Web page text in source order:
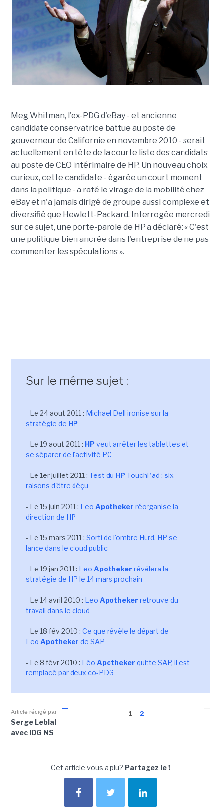
Meg Whitman, l'ex-PDG d'eBay - et ancienne
candidate conservatrice battue au poste de
gouverneur de Californie en novembre 2010 - serait
actuellement en tête de la courte liste des candidats
au poste de CEO intérimaire de HP. Un nouveau choix
curieux, cette candidate - égarée un court moment
dans la politique - a raté le virage de la mobilité chez
eBay et n'a jamais dirigé de groupe aussi complexe et
diversifié que Hewlett-Packard. Interrogée mercredi
sur ce sujet, une porte-parole de HP a déclaré: « C'est
une politique bien ancrée dans l'entreprise de ne pas
commenter les spéculations ».
Sur le même sujet :
- Le 24 aout 2011 : Michael Dell ironise sur la
stratégie de HP
- Le 19 aout 2011 : HPveut arrêter les tablettes et
se séparer de l'activité PC
- Le 1er juillet 2011 : Test du HPTouchPad : six
raisons d'être déçu
- Le 15 juin 2011 : Leo Apotheker réorganise la
direction de HP
- Le 15 mars 2011 : Sorti de l'ombre Hurd, HP se
lance dans le cloud public
- Le 19 jan 2011 : Leo Apotheker révélera la
stratégie de HP le 14 mars prochain
- Le 14 avril 2010 : Leo Apotheker retrouve du
travail dans le cloud
- Le 18 fév 2010 : Ce que révèle le départ de
Leo Apotheker de SAP
- Le 8 févr 2010 : Léo Apotheker quitte SAP, il est
remplacé par deux co-PDG
1 2
Article rédigé par
Serge Leblal
avec IDG NS
Cet article vous a plu? Partagez le !